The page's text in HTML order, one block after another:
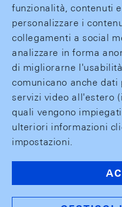
funzionalità, contenuti
personalizzare i
collegamenti a social
analizzare in forma
di migliorarne
comunicano anche
servizi video all'estero
quali vengono
ulteriori informazioni
impostazioni.